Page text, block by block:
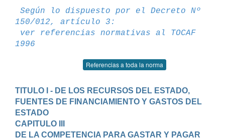
Según lo dispuesto por el Decreto Nº
150/012, artículo 3:
ver referencias normativas al TOCAF
1996
Referencias a toda la norma
TITULO I - DE LOS RECURSOS DEL ESTADO,
FUENTES DE FINANCIAMIENTO Y GASTOS DEL
ESTADO
CAPITULO III
DE LA COMPETENCIA PARA GASTAR Y PAGAR